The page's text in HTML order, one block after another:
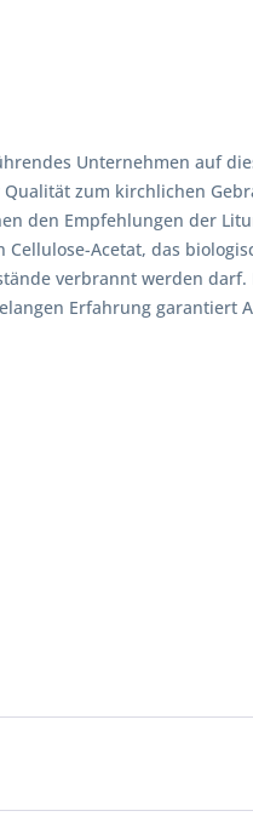
Unternehmen auf
zum kirchlichen
den Empfehlungen der
Acetat, das
verbrannt werden
Erfahrung garantiert